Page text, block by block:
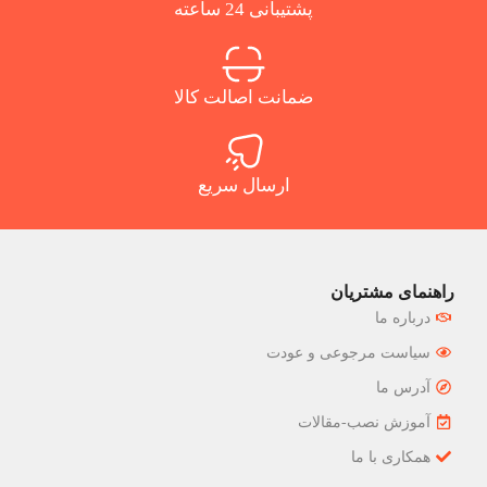
پشتیبانی 24 ساعته
ضمانت اصالت کالا
ارسال سریع
راهنمای مشتریان
درباره ما
سیاست مرجوعی و عودت
آدرس ما
آموزش نصب-مقالات
همکاری با ما